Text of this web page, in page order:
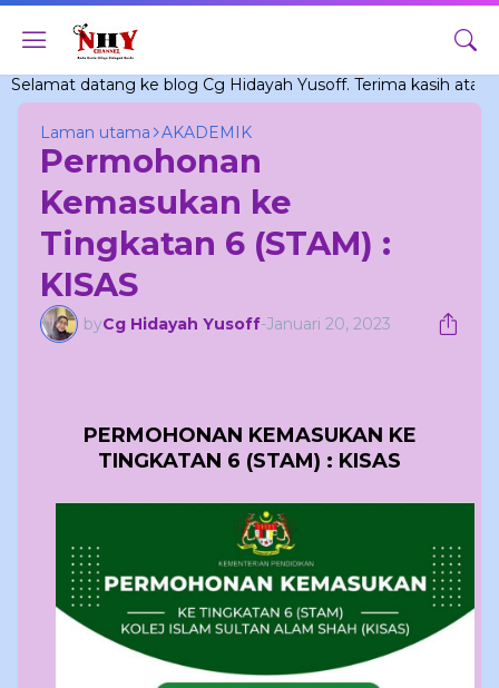
datang ke blog Cg Hidayah Yusoff. Terima kasih atas
Laman utama AKADEMIK
Permohonan
Kemasukan ke
Tingkatan 6 (STAM) :
KISAS
byCg Hidayah Yusoff-Januari 20, 2023
PERMOHONAN KEMASUKAN KE
TINGKATAN 6 (STAM) : KISAS